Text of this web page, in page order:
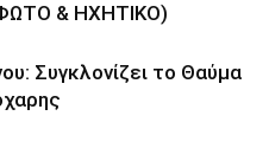
& ΗΧΗΤΙΚΟ)
Συγκλονίζει το Θαύμα